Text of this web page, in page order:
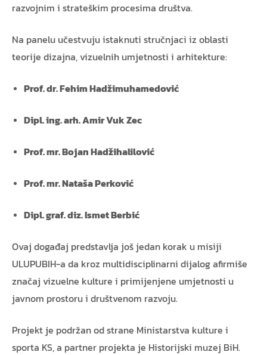
razvojnim i strateškim procesima društva.
Na panelu učestvuju istaknuti stručnjaci iz oblasti
teorije dizajna, vizuelnih umjetnosti i arhitekture:
Prof. dr. Fehim Hadžimuhamedović
Dipl. ing. arh. Amir Vuk Zec
Prof. mr. Bojan Hadžihalilović
Prof. mr. Nataša Perković
Dipl. graf. diz. Ismet Berbić
Ovaj događaj predstavlja još jedan korak u misiji
ULUPUBIH-a da kroz multidisciplinarni dijalog afirmiše
značaj vizuelne kulture i primijenjene umjetnosti u
javnom prostoru i društvenom razvoju.
Projekt je podržan od strane Ministarstva kulture i
sporta KS, a partner projekta je Historijski muzej BiH.